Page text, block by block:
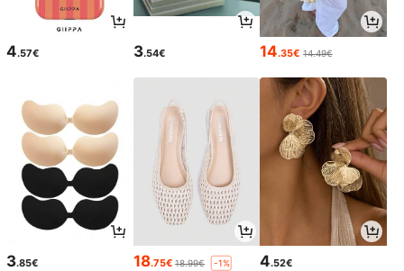
4.57€ 3.54€ 14.35€ 14.49€
3.85€ 18.75€ 18.99€ -1% 4.52€